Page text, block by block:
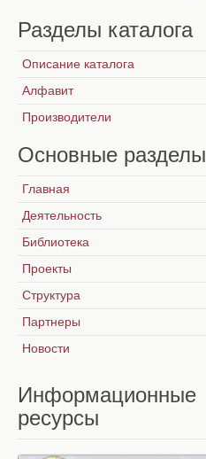
Разделы каталога
Описание каталога
Алфавит
Производители
Основные разделы
Главная
Деятельность
Библиотека
Проекты
Структура
Партнеры
Новости
Информационные
ресурсы